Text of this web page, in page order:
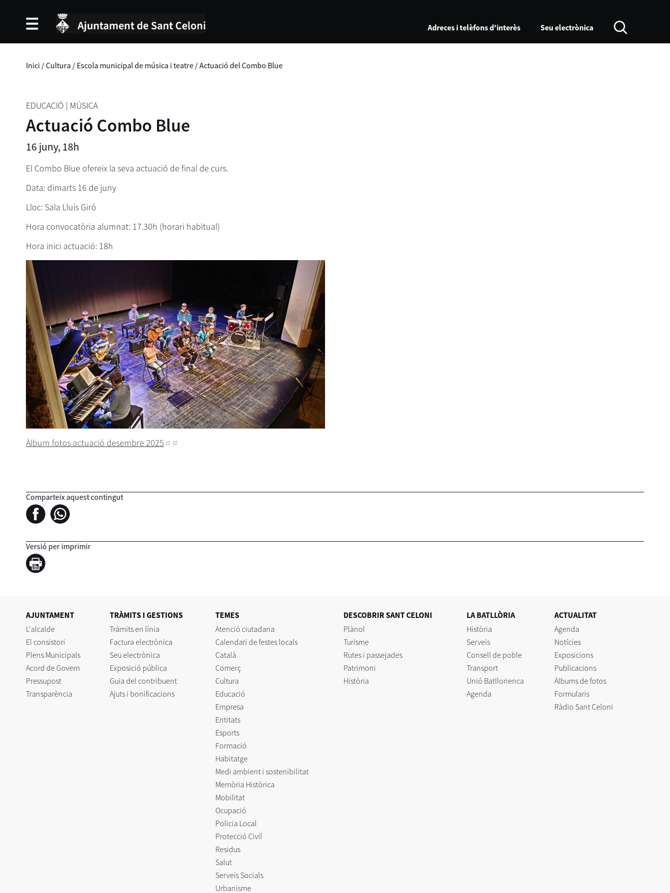
Adreces i telèfons d'interès Seu electrònica
Inici /Cultura / Escola municipal de música i teatre /Actuació del Combo Blue
EDUCACIÓ | MÚSICA
Actuació Combo Blue
16 juny, 18h
El Combo Blue ofereix la seva actuació de final de curs.
Data: dimarts 16 de juny
Lloc: Sala Lluís Giró
Hora convocatòria alumnat: 17.30h (horari habitual)
Hora inici actuació: 18h
Àlbum fotos actuació desembre 2025
Comparteix aquest contingut
Versió per imprimir
AJUNTAMENT
L'alcalde
El consistori
Plens Municipals
Acord de Govern
Pressupost
Transparència
TRÀMITS I GESTIONS
Tràmits en línia
Factura electrònica
Seu electrònica
Exposició pública
Guia del contribuent
Ajuts i bonificacions
TEMES
Atenció ciutadana
Calendari de festes locals
Català
Comerç
Cultura
Educació
Empresa
Entitats
Esports
Formació
Habitatge
Medi ambient i sostenibilitat
Memòria Històrica
Mobilitat
Ocupació
Policia Local
Protecció Civil
Residus
Salut
Serveis Socials
Urbanisme
DESCOBRIR SANT CELONI
Plànol
Turisme
Rutes i passejades
Patrimoni
Història
LA BATLLÒRIA
Història
Serveis
Consell de poble
Transport
Unió Batllorienca
Agenda
ACTUALITAT
Agenda
Notícies
Exposicions
Publicacions
Àlbums de fotos
Formularis
Ràdio Sant Celoni